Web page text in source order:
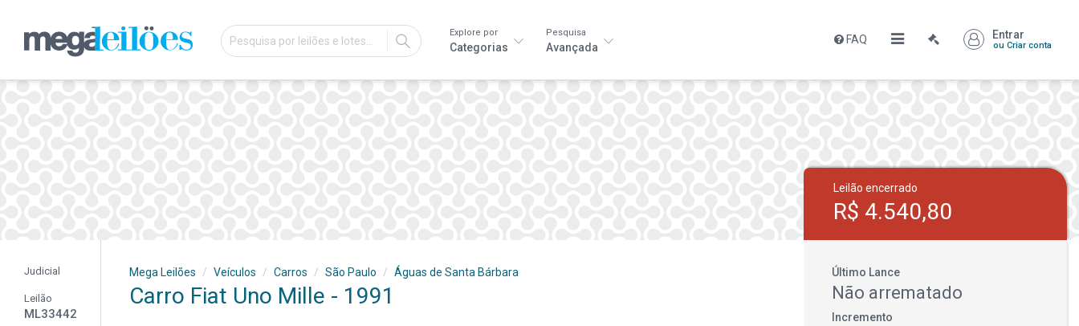
IR
Explore por
Categorias
Pesquisa
Avançada
FAQ Entrar
ou Criar conta
Leilão encerrado
R$ 4.540,80
Judicial
Leilão
ML33442
Mega Leilões Veículos Carros São Paulo Águas de Santa Bárbara
Carro Fiat Uno Mille - 1991
Último Lance
Não arrematado
Incremento